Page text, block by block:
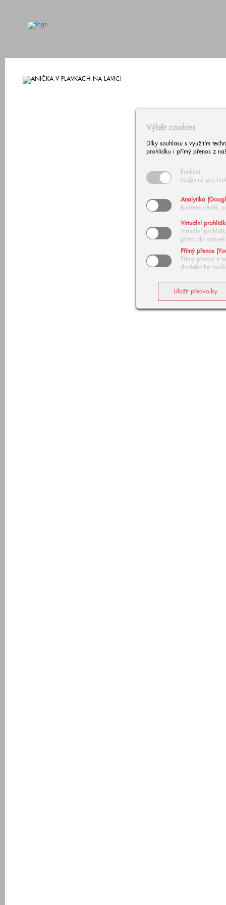
Výběr cookies
Díky souhlasu s využitím
prohlídku i přímý přenos z
Funkční
nezbytné pro
Analytika
Budeme vědět,
Virtuální
Virtuální
přímo do stránek
Přímý přenos
Přímý přenos z
dražebního